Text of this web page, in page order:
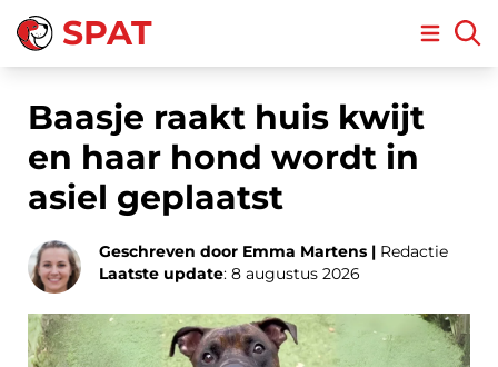
SPAT Open
Baasje raakt huis kwijt
en haar hond wordt in
asiel geplaatst
Geschreven door Emma Martens | Redactie
Laatste update: 8 augustus 2026